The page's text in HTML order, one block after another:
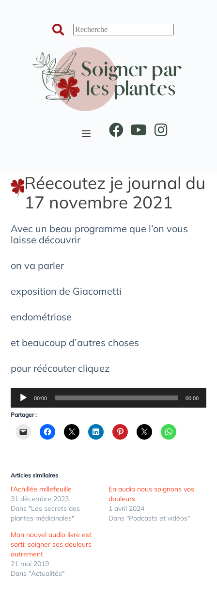
Réecoutez je journal du
17 novembre 2021
Avec un beau programme que l’on vous
laisse découvrir
on va parler
exposition de Giacometti
endométriose
et beaucoup d’autres choses
pour réécouter cliquez
Lecteur
audio00:00 00:00
Partager :
Articles similaires
l’Achillée millefeuille
31 décembre 2023
Dans "Les secrets des
plantes médicinales"
En audio nous soignons vos
douleurs
1 avril 2024
Dans "Podcasts et vidéos"
Mon nouvel audio livre est
sorti: soigner ses douleurs
autrement
21 mai 2019
Dans "Actualités"